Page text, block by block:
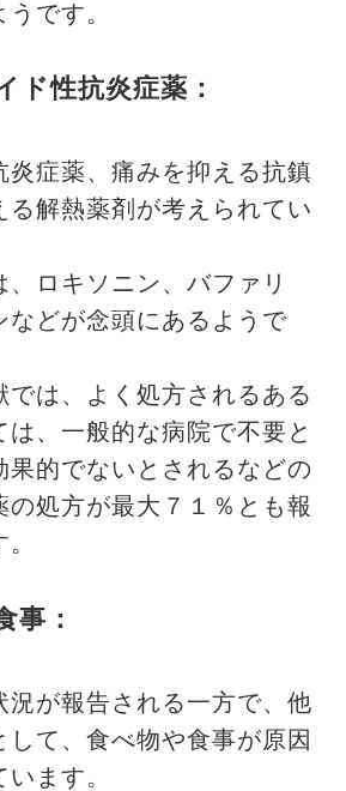
です。
ド性抗炎症薬：
炎症薬、痛みを抑える抗鎮
る解熱薬剤が考えられてい
、ロキソニン、バファリ
などが念頭にあるようで
では、よく処方されるある
は、一般的な病院で不要と
果的でないとされるなどの
の処方が最大７１％とも報
事：
況が報告される一方で、他
して、食べ物や食事が原因
ます。